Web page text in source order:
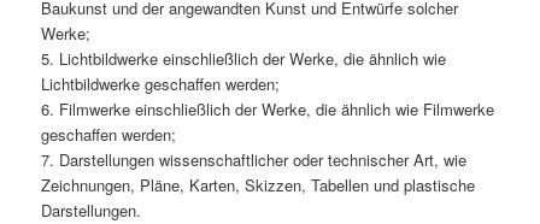
Baukunst und der angewandten Kunst und Entwürfe solcher
Werke;
5. Lichtbildwerke einschließlich der Werke, die ähnlich wie
Lichtbildwerke geschaffen werden;
6. Filmwerke einschließlich der Werke, die ähnlich wie Filmwerke
geschaffen werden;
7. Darstellungen wissenschaftlicher oder technischer Art, wie
Zeichnungen, Pläne, Karten, Skizzen, Tabellen und plastische
Darstellungen.